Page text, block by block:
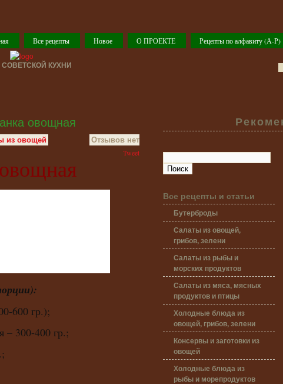
Все рецепты Новое О ПРОЕКТЕ Рецепты по алфавиту (А-Р)
КУХНИ
овощная
из овощей Отзывов нет
Tweet
600 гр.);
– 300-400 гр.;
Все рецепты и статьи
Бутерброды
Салаты из овощей,
грибов, зелени
Салаты из рыбы и
морских продуктов
Салаты из мяса, мясных
продуктов и птицы
Холодные блюда из
овощей, грибов, зелени
Консервы и заготовки из
овощей
Холодные блюда из
рыбы и морепродуктов